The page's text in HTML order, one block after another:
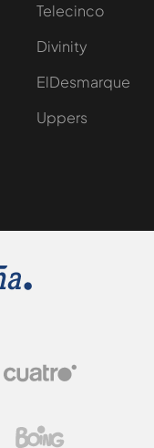
Telecinco
Divinity
ElDesmarque
Uppers